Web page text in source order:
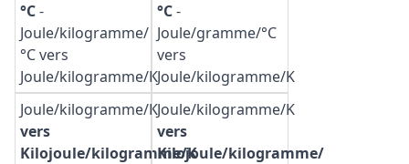
°C-
Joule/kilogramme/
°C vers
Joule/kilogramme/K
°C-
Joule/gramme/°C
vers
Joule/kilogramme/K
Joule/kilogramme/K
vers
Kilojoule/kilogramme/K
Joule/kilogramme/K
vers
Kilojoule/kilogramme/